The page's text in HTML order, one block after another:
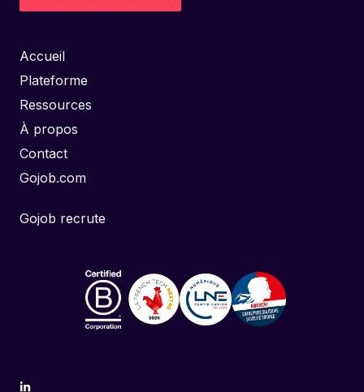
Accueil
Plateforme
Ressources
À propos
Contact
Gojob.com
Gojob recrute